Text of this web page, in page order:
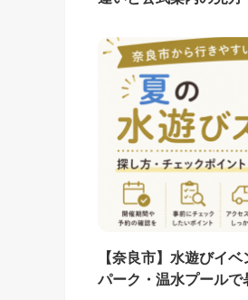
【奈良市】水遊びイ
パーク・温水プール